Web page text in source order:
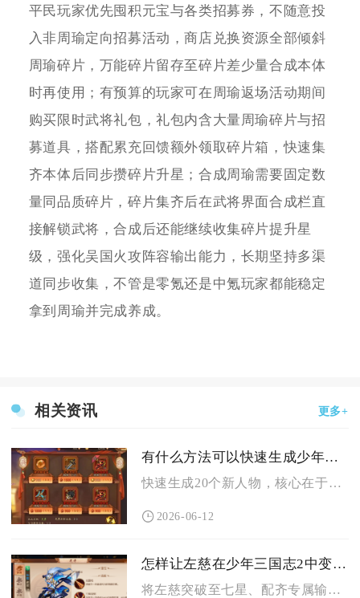
平民玩家优先囤积元宝与各类招募券，不随意投
入非周瑜定向招募活动，商店兑换资源全部倾斜
周瑜碎片，万能碎片留存至碎片差少量合成本体
时再使用；有预算的玩家可在周瑜返场活动期间
购买限时武将礼包，礼包内含大量周瑜碎片与招
募道具，搭配累充回馈额外领取碎片箱，快速集
齐本体后同步攒碎片升星；合成周瑜需要固定数
量同品质碎片，碎片集齐后在武将界面合成栏直
接解锁武将，合成后还能继续收集碎片提升星
级，强化吴国火攻阵容输出能力，长期坚持多渠
道同步收集，不管是零氪还是中氪玩家都能稳定
拿到周瑜并完成养成。
相关资讯 更多+
有什么方法可以快速生成少年三国志的20个新人物
快速生成20个新人物，核心在于多渠道招募、碎片定向合成、活动...
2026-06-12
怎样让左慈在少年三国志2中变得更加强大
将左慈突破至七星、配齐专属输出控制词条装备并搭配群雄闪避异常...